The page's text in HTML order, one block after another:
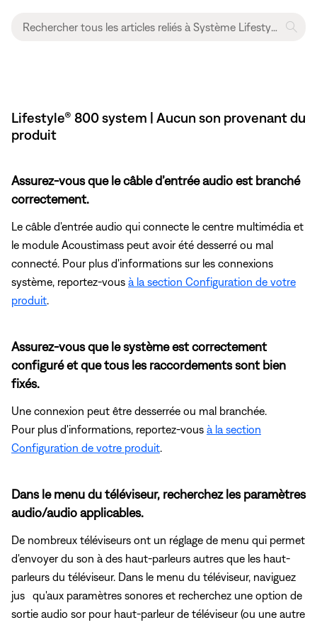
Lifestyle® 800 system | Aucun son provenant du
produit
Assurez-vous que le câble d’entrée audio est branché
correctement.
Le câble d'entrée audio qui connecte le centre multimédia et
le module Acoustimass peut avoir été desserré ou mal
connecté. Pour plus d'informations sur les connexions
système, reportez-vous à la section Configuration de votre
produit.
Assurez-vous que le système est correctement
configuré et que tous les raccordements sont bien
fixés.
Une connexion peut être desserrée ou mal branchée.
Pour plus d'informations, reportez-vous à la section
Configuration de votre produit.
Dans le menu du téléviseur, recherchez les paramètres
audio/audio applicables.
De nombreux téléviseurs ont un réglage de menu qui permet
d'envoyer du son à des haut-parleurs autres que les haut-
parleurs du téléviseur. Dans le menu du téléviseur, naviguez
jus
qu'aux paramètres sonores et recherchez une option de
sortie audio sor pour haut-parleur de téléviseur (ou une autre